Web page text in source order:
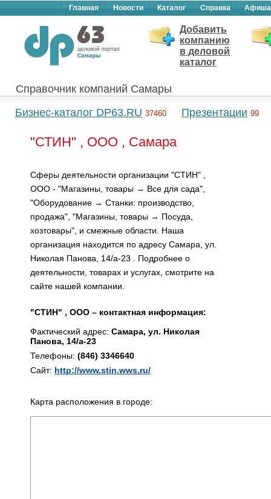
Главная Новости Каталог Справка Афиша
Добавить
компанию
в деловой
каталог
Справочник компаний Самары
Бизнес-каталог DP63.RU 37460 Презентации 99
"СТИН" , ООО , Самара
Сферы деятельности организации "СТИН" ,
ООО - "Магазины, товары → Все для сада",
"Оборудование → Станки: производство,
продажа", "Магазины, товары → Посуда,
хозтовары", и смежные области. Наша
организация находится по адресу Самара, ул.
Николая Панова, 14/а-23 . Подробнее о
деятельности, товарах и услугах, смотрите на
сайте нашей компании.
"СТИН" , ООО – контактная информация:
Фактический адрес: Самара, ул. Николая
Панова, 14/а-23
Телефоны: (846) 3346640
Сайт: http://www.stin.wws.ru/
Карта расположения в городе: